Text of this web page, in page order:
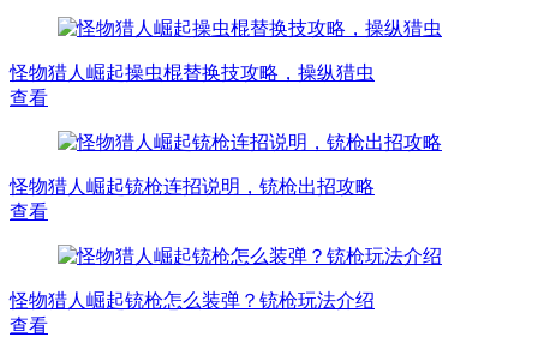
怪物猎人崛起操虫棍替换技攻略，操纵猎虫
查看
怪物猎人崛起铳枪连招说明，铳枪出招攻略
查看
怪物猎人崛起铳枪怎么装弹？铳枪玩法介绍
查看